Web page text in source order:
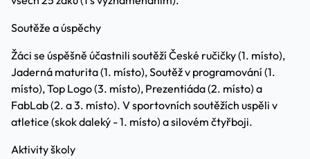
Soutěže a úspěchy
Žáci se úspěšně účastnili soutěží České ručičky (1. místo),
Jaderná maturita (1. místo), Soutěž v programování (1.
místo), Top Logo (3. místo), Prezentiáda (2. místo) a
FabLab (2. a 3. místo). V sportovních soutěžích uspěli v
atletice (skok daleký - 1. místo) a silovém čtyřboji.
Aktivity školy